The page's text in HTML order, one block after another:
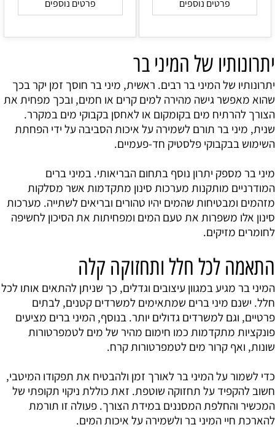
פרטים נוספים פרטים נוספים
יתרונותיו של המיני בר
יתרונותיו של המיני בר רבים. ראשית, מיני בר חוסך זמן יקר בכך
שהוא מאפשר גישה מהירה למים קרים או חמים, ובכך מפחית את
הצורך להרתיח מים בקומקום או לאחסן בקבוקי מים במקרר.
שנית, מיני בר תורם לשמירה על איכות הסביבה על ידי הפחתת
השימוש בבקבוקי פלסטיק חד-פעמיים.
מיני בר מספק יתרון נוסף בתחום הבריאותי. במיני ברים
המודרניים מותקנות מערכות סינון מתקדמות אשר מסלקות
מזהמים ומבטיחות שהמים יהיו טהורים ובריאים לשתייה. מערכות
סינון אלו משפרות את טעם המים ומפחיתות את הסיכון לחשיפה
לחומרים מזיקים.
התאמה לכל חלל ותחזוקה קלה
המיני בר מגיע במגוון עיצובים וגדלים, כך שניתן להתאים אותו לכל
חלל. ישנם מיני ברים שמתאימים למשרדים קטנים, לבתים
פרטיים, וגם למשרדים גדולים יותר. בנוסף, המיני ברים מציעים
פונקציות מתקדמות כמו חימום מהיר של מים לטמפרטורות
שונות, ואף קרור מים לטמפרטורות קרח.
כדי לשמור על המיני בר לאורך זמן ולהבטיח את תפקודו המיטבי,
חשוב להקפיד על תחזוקה שוטפת. זאת כוללת ניקוי תקופתי של
המכשיר והחלפת המסננים במידת הצורך. פעולה זו תורמת
להארכת חיי המיני בר ולשמירה על איכות המים.